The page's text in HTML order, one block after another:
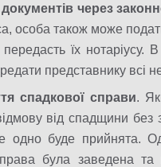
через
особа також може
їх
представнику всі
спадкової справи.
від спадщини без
одно буде прийнята.
була заведена та